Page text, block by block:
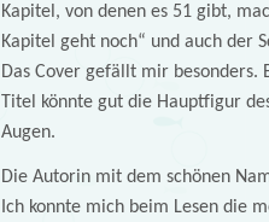
Kapitel, von denen es 51 gibt,
Kapitel geht noch“ und auch der
Das Cover gefällt mir besonders.
Titel könnte gut die Hauptfigur
Augen.
Die Autorin mit dem schönen
Ich konnte mich beim Lesen die